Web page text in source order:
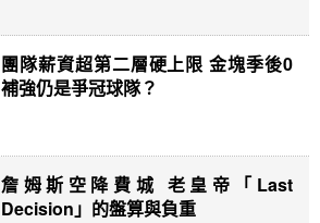
團隊薪資超第二層硬上限 金塊季後0
補強仍是爭冠球隊？
詹姆斯空降費城 老皇帝「Last
Decision」的盤算與負重